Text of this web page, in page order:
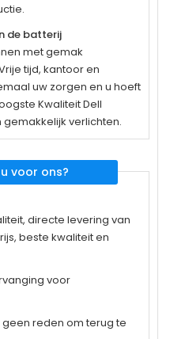
de batterij
met gemak
tijd, kantoor en
uw zorgen en u hoeft
Kwaliteit Dell
gemakkelijk verlichten.
voor ons?
directe levering van
beste kwaliteit en
voor
reden om terug te